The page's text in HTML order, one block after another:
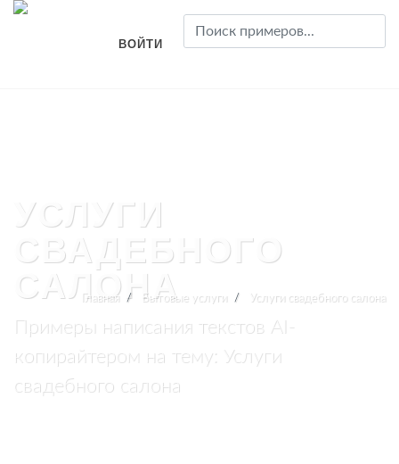
ВОЙТИ
УСЛУГИ
СВАДЕБНОГО
САЛОНА
Примеры написания текстов AI-
копирайтером на тему: Услуги
свадебного салона
Главная Бытовые услуги Услуги свадебного салона